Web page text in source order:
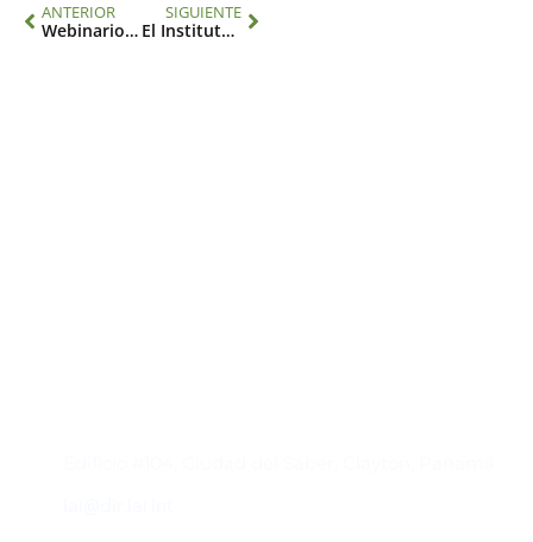
ANTERIOR
Webinario: Redes de investigación sobre cambios globales pasados en América Latina y el Caribe
SIGUIENTE
El Instituto Interamericano para la Investigación del Cambio Global (IAI) está reclutando un director de Programas Científicos